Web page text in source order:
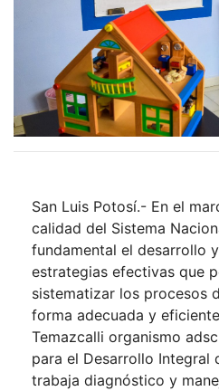
San Luis Potosí.- En el
calidad del Sistema
fundamental el desarrollo
estrategias efectivas que
sistematizar los procesos
forma adecuada y
Temazcalli organismo
para el Desarrollo Integral
trabaja diagnóstico y